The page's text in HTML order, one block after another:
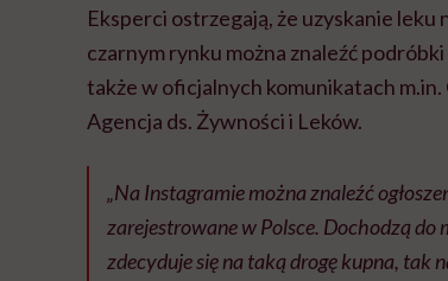
Eksperci ostrzegają, że uzyskanie leku
czarnym rynku można znaleźć
także w oficjalnych komunikatach
Agencja ds. Żywności i Leków.
„Na Instagramie można znaleźć
zarejestrowane w Polsce. Dochodzą do
zdecyduje się na taką drogę kupna, tak